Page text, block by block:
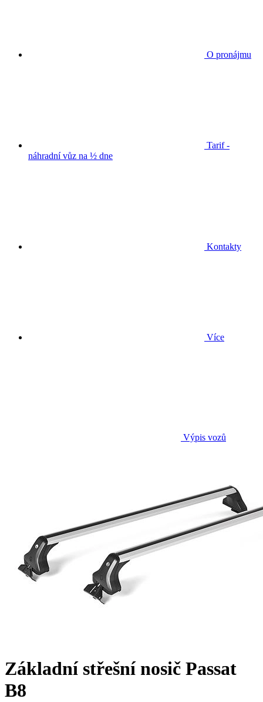
O pronájmu
Tarif -
náhradní vůz na ½ dne
Kontakty
Více
Výpis vozů
Základní střešní nosič Passat
B8